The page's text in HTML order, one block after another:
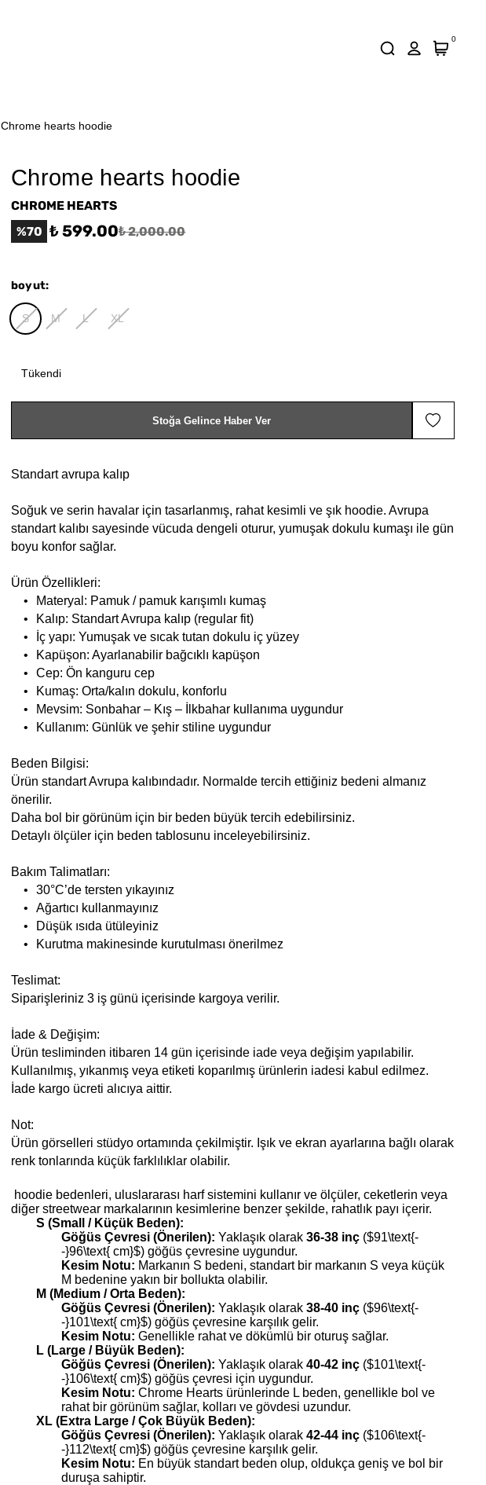
0
Chrome hearts hoodie
Chrome hearts hoodie
CHROME HEARTS
%70 ₺ 599.00₺ 2,000.00
Standart avrupa kalıp
Soğuk ve serin havalar için tasarlanmış, rahat kesimli ve şık hoodie. Avrupa
standart kalıbı sayesinde vücuda dengeli oturur, yumuşak dokulu kumaşı ile gün
boyu konfor sağlar.
Ürün Özellikleri:
•
Materyal: Pamuk / pamuk karışımlı kumaş
•
Kalıp: Standart Avrupa kalıp (regular fit)
•
İç yapı: Yumuşak ve sıcak tutan dokulu iç yüzey
•
Kapüşon: Ayarlanabilir bağcıklı kapüşon
•
Cep: Ön kanguru cep
•
Kumaş: Orta/kalın dokulu, konforlu
•
Mevsim: Sonbahar – Kış – İlkbahar kullanıma uygundur
•
Kullanım: Günlük ve şehir stiline uygundur
Beden Bilgisi:
Ürün standart Avrupa kalıbındadır. Normalde tercih ettiğiniz bedeni almanız
önerilir.
Daha bol bir görünüm için bir beden büyük tercih edebilirsiniz.
Detaylı ölçüler için beden tablosunu inceleyebilirsiniz.
Bakım Talimatları:
•
30°C’de tersten yıkayınız
•
Ağartıcı kullanmayınız
•
Düşük ısıda ütüleyiniz
•
Kurutma makinesinde kurutulması önerilmez
Teslimat:
Siparişleriniz 3 iş günü içerisinde kargoya verilir.
İade & Değişim:
Ürün tesliminden itibaren 14 gün içerisinde iade veya değişim yapılabilir.
Kullanılmış, yıkanmış veya etiketi koparılmış ürünlerin iadesi kabul edilmez.
İade kargo ücreti alıcıya aittir.
Not:
Ürün görselleri stüdyo ortamında çekilmiştir. Işık ve ekran ayarlarına bağlı olarak
renk tonlarında küçük farklılıklar olabilir.
hoodie bedenleri, uluslararası harf sistemini kullanır ve ölçüler, ceketlerin veya
diğer streetwear markalarının kesimlerine benzer şekilde, rahatlık payı içerir.
S (Small / Küçük Beden):
Göğüs Çevresi (Önerilen): Yaklaşık olarak36-38 inç ($91\text{-
-}96\text{ cm}$) göğüs çevresine uygundur.
Kesim Notu: Markanın S bedeni, standart bir markanın S veya küçük
M bedenine yakın bir bollukta olabilir.
M (Medium / Orta Beden):
Göğüs Çevresi (Önerilen): Yaklaşık olarak38-40 inç ($96\text{-
-}101\text{ cm}$) göğüs çevresine karşılık gelir.
Kesim Notu: Genellikle rahat ve dökümlü bir oturuş sağlar.
L (Large / Büyük Beden):
Göğüs Çevresi (Önerilen): Yaklaşık olarak40-42 inç ($101\text{-
-}106\text{ cm}$) göğüs çevresi için uygundur.
Kesim Notu: Chrome Hearts ürünlerinde L beden, genellikle bol ve
rahat bir görünüm sağlar, kolları ve gövdesi uzundur.
XL (Extra Large / Çok Büyük Beden):
Göğüs Çevresi (Önerilen): Yaklaşık olarak42-44 inç ($106\text{-
-}112\text{ cm}$) göğüs çevresine karşılık gelir.
Kesim Notu: En büyük standart beden olup, oldukça geniş ve bol bir
duruşa sahiptir.
boyut:
S M L XL
Tükendi
Stoğa Gelince Haber Ver